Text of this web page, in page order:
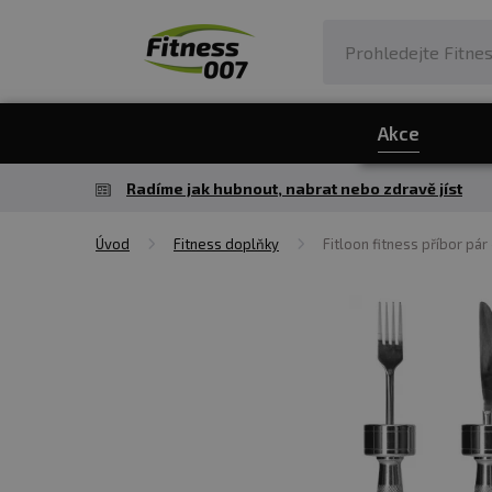
Akce
Radíme jak hubnout, nabrat nebo zdravě jíst
Úvod Fitness doplňky Fitloon fitness příbor pár